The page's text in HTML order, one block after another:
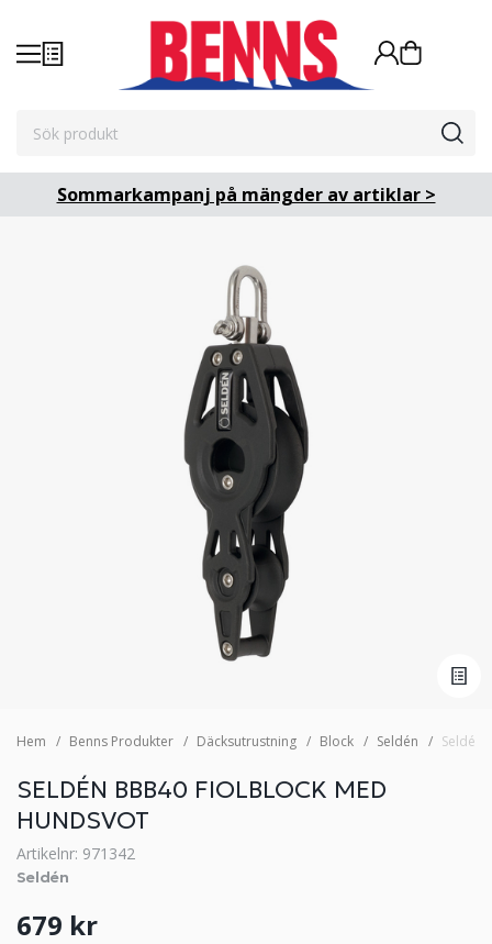
Sommarkampanj på mängder av artiklar >
Hem Benns Produkter Däcksutrustning Block Seldén Seldén
SELDÉN BBB40 FIOLBLOCK MED
HUNDSVOT
Artikelnr: 971342
Seldén
679 kr